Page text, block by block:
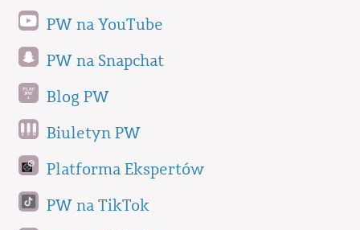
PW na YouTube
PW na Snapchat
Blog PW
Biuletyn PW
Platforma Ekspertów
PW na TikTok